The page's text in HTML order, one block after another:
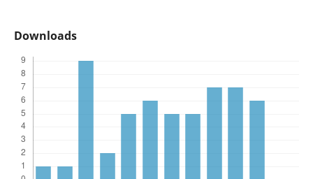
Downloads